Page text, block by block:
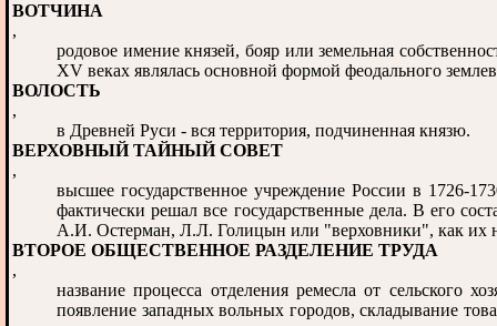
ВОТЧИНА
,
родовое имение князей, бояр или земельная
XV веках являлась основной формой феодального
ВОЛОСТЬ
,
в Древней Руси - вся территория, подчиненная князю.
ВЕРХОВНЫЙ ТАЙНЫЙ СОВЕТ
,
высшее государственное учреждение России в 1726-
фактически решал все государственные дела. В его
А.И. Остерман, Л.Л. Голицын или "верховники", как их
ВТОРОЕ ОБЩЕСТВЕННОЕ РАЗДЕЛЕНИЕ ТРУДА
,
название процесса отделения ремесла от сельского
появление западных вольных городов, складывание